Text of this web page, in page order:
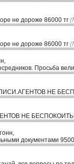
не дороже 86000 тг
не дороже 86000 тг
Просьба
НЕ
НЕ
документами